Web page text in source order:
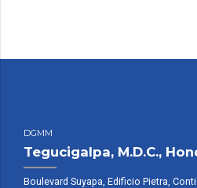
DGMM
Tegucigalpa, M.D.C.,
Boulevard Suyapa, Edificio Pietra,